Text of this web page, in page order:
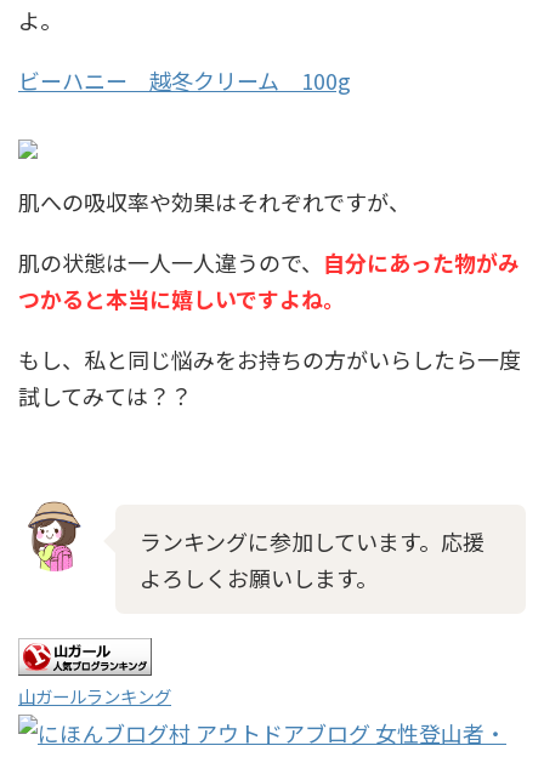
よ。
ビーハニー 越冬クリーム 100g
肌への吸収率や効果はそれぞれですが、
肌の状態は一人一人違うので、 自分にあった物がみ
つかると本当に嬉しいですよね。
もし、私と同じ悩みをお持ちの方がいらしたら一度
試してみては？？
ランキングに参加しています。応援
よろしくお願いします。
山ガールランキング